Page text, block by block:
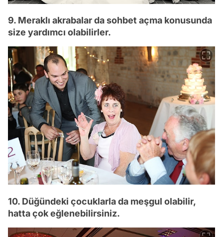
9. Meraklı akrabalar da sohbet açma konusunda
size yardımcı olabilirler.
10. Düğündeki çocuklarla da meşgul olabilir,
hatta çok eğlenebilirsiniz.